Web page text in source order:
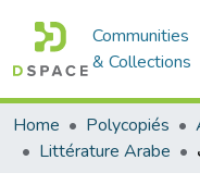
Communities
& Collections
Home Polycopiés
Littérature Arabe